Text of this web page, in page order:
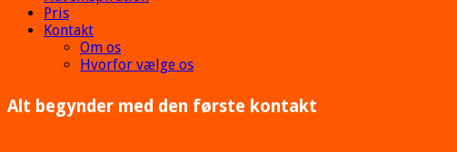
Pris
Kontakt
Om os
Hvorfor vælge os
Alt begynder med den første kontakt